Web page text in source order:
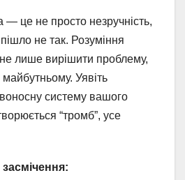
— це не просто незручність,
не так. Розуміння
лише вирішити проблему,
майбутньому. Уявіть
систему вашого
“тромб”, усе